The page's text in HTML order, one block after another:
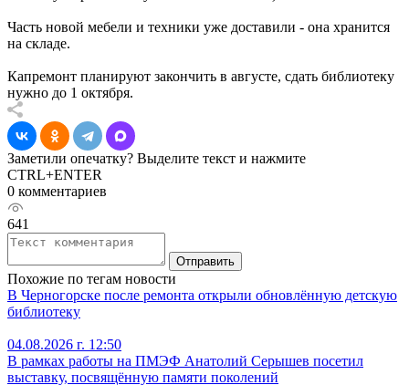
Часть новой мебели и техники уже доставили - она хранится
на складе.
Капремонт планируют закончить в августе, сдать библиотеку
нужно до 1 октября.
Заметили опечатку? Выделите текст и нажмите
CTRL+ENTER
0 комментариев
641
Отправить
Похожие по тегам новости
В Черногорске после ремонта открыли обновлённую детскую
библиотеку
04.08.2026 г. 12:50
В рамках работы на ПМЭФ Анатолий Серышев посетил
выставку, посвящённую памяти поколений